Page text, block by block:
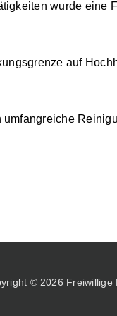
wurde
auf
© 2026 Freiwillige